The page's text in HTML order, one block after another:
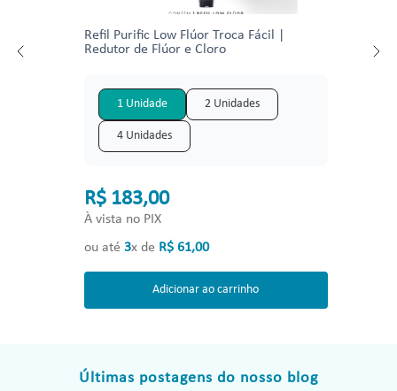
Refil Purific Low Flúor Troca Fácil |
Redutor de Flúor e Cloro
1 Unidade 2 Unidades
4 Unidades
R$ 183,00
À vista no PIX
ou até 3x de R$ 61,00
Adicionar ao carrinho
Últimas postagens do nosso blog